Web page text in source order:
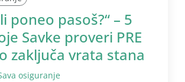
poneo pasoš?“ – 5
Savke proveri PRE
zaključa vrata stana
osiguranje